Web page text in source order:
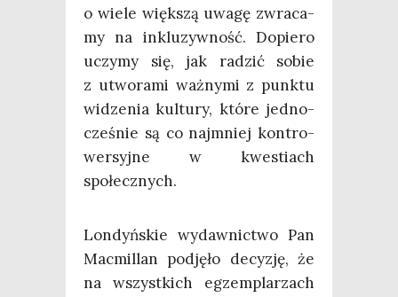
o wie­le więk­szą uwa­gę zwra­ca­
my na inklu­zyw­ność. Dopie­ro
uczy­my się, jak radzić sobie
z utwo­ra­mi waż­ny­mi z punk­tu
widze­nia kul­tu­ry, któ­re jed­no­
cze­śnie są co naj­mniej kon­tro­
wer­syj­ne w kwe­stiach
społecznych.
Lon­dyń­skie wydaw­nic­two Pan
Mac­mil­lan pod­ję­ło decy­zję, że
na wszyst­kich egzem­pla­rzach